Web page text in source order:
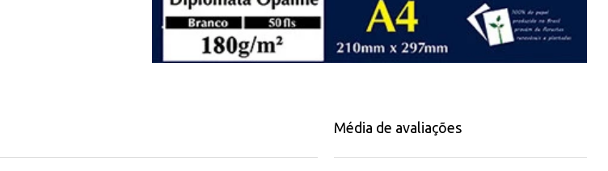
Média de avaliações